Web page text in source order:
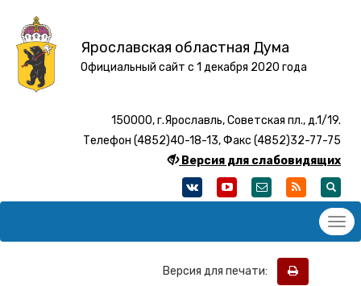
Ярославская областная Дума
Официальный сайт с 1 декабря 2020 года
150000, г.Ярославль, Советская пл., д.1/19.
Телефон (4852)40-18-13, Факс (4852)32-77-75
Версия для слабовидящих
Версия для печати: